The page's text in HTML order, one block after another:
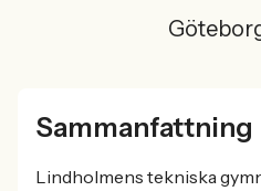
Sammanfattning
Lindholmens tekniska